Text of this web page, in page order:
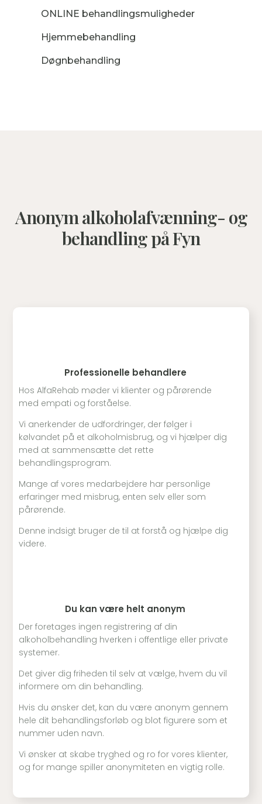
ONLINE behandlingsmuligheder
Hjemmebehandling
Døgnbehandling
Anonym alkoholafvænning- og
behandling på Fyn
Professionelle behandlere
Hos AlfaRehab møder vi klienter og pårørende
med empati og forståelse.
Vi anerkender de udfordringer, der følger i
kølvandet på et alkoholmisbrug, og vi hjælper dig
med at sammensætte det rette
behandlingsprogram.
Mange af vores medarbejdere har personlige
erfaringer med misbrug, enten selv eller som
pårørende.
Denne indsigt bruger de til at forstå og hjælpe dig
videre.
Du kan være helt anonym
Der foretages ingen registrering af din
alkoholbehandling hverken i offentlige eller private
systemer.
Det giver dig friheden til selv at vælge, hvem du vil
informere om din behandling.
Hvis du ønsker det, kan du være anonym gennem
hele dit behandlingsforløb og blot figurere som et
nummer uden navn.
Vi ønsker at skabe tryghed og ro for vores klienter,
og for mange spiller anonymiteten en vigtig rolle.